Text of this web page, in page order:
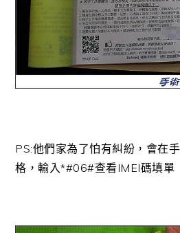
PS:他們家為了怕有糾紛，會在
格，輸入*#06#查看IMEI碼填單